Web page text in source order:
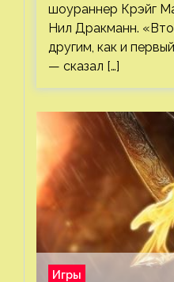
шоураннер Крэйг
Нил Дракманн.
другим, как и
— сказал […]
Игры